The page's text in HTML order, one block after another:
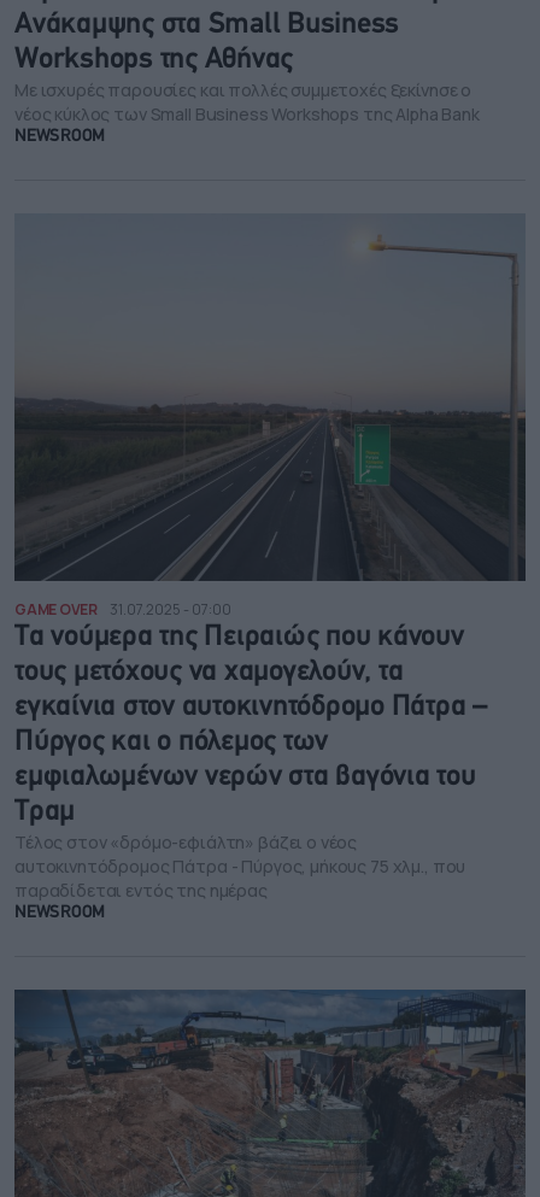
Ανάκαμψης στα Small Business
Workshops της Αθήνας
Με ισχυρές παρουσίες και πολλές συμμετοχές ξεκίνησε ο
νέος κύκλος των Small Business Workshops της Alpha Bank
NEWSROOM
GAME OVER 31.07.2025 - 07:00
Τα νούμερα της Πειραιώς που κάνουν
τους μετόχους να χαμογελούν, τα
εγκαίνια στον αυτοκινητόδρομο Πάτρα –
Πύργος και ο πόλεμος των
εμφιαλωμένων νερών στα βαγόνια του
Τραμ
Τέλος στον «δρόμο-εφιάλτη» βάζει ο νέος
αυτοκινητόδρομος Πάτρα - Πύργος, μήκους 75 χλμ., που
παραδίδεται εντός της ημέρας
NEWSROOM